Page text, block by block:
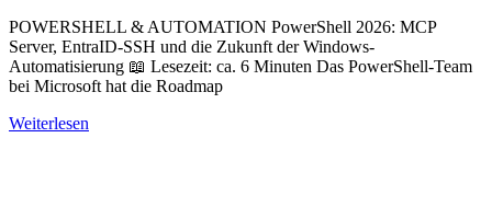
POWERSHELL & AUTOMATION PowerShell 2026: MCP
Server, EntraID-SSH und die Zukunft der Windows-
Automatisierung 📖 Lesezeit: ca. 6 Minuten Das PowerShell-Team
bei Microsoft hat die Roadmap
Weiterlesen